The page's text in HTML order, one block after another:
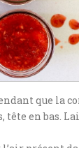
que la
tête en bas.